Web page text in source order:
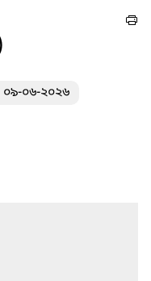
০৯-০৬-২০২৬